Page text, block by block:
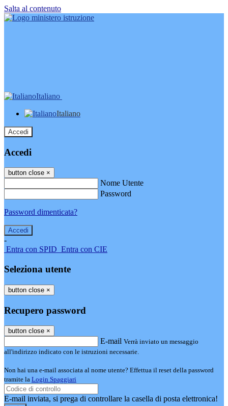
Salta al contenuto
Italiano
Italiano
Accedi
Accedi
button close ×
Nome Utente
Password
Password dimenticata?
-
Entra con SPID Entra con CIE
Seleziona utente
button close ×
Recupero password
button close ×
E-mail Verrà inviato un messaggio
all'indirizzo indicato con le istruzioni necessarie.
Non hai una e-mail associata al nome utente? Effettua il reset della password
tramite la Login Spaggiari
E-mail inviata, si prega di controllare la casella di posta elettronica!